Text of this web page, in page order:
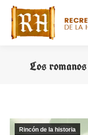
Los
Rincón de la historia